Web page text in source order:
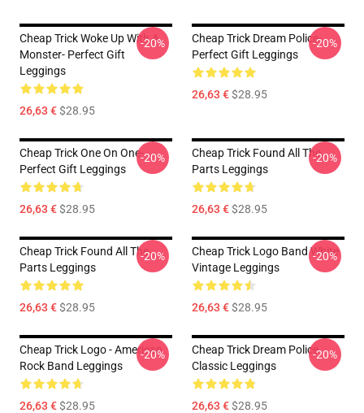
Cheap Trick Woke Up With A
Monster- Perfect Gift
Leggings
26,63 €$28.95
-20%
Cheap Trick Dream Police-
Perfect Gift Leggings
26,63 €$28.95
-20%
Cheap Trick One On One-
Perfect Gift Leggings
26,63 €$28.95
-20%
Cheap Trick Found All The
Parts Leggings
26,63 €$28.95
-20%
Cheap Trick Found All The
Parts Leggings
26,63 €$28.95
-20%
Cheap Trick Logo Band White
Vintage Leggings
26,63 €$28.95
-20%
Cheap Trick Logo - American
Rock Band Leggings
26,63 €$28.95
-20%
Cheap Trick Dream Police
Classic Leggings
26,63 €$28.95
-20%